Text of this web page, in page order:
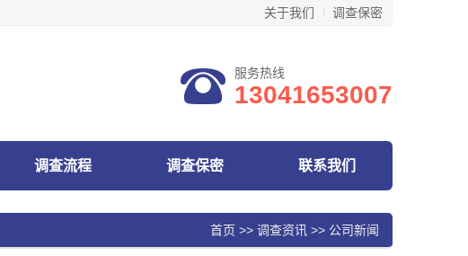
关于我们 调查保密
服务热线
13041653007
调查流程 调查保密 联系我们
首页 >> 调查资讯 >> 公司新闻